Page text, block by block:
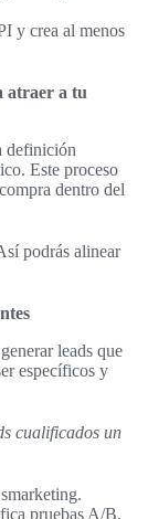
y crea al menos
atraer a tu
definición
Este proceso
dentro del
podrás alinear
leads que
específicos y
cualificados un
pruebas A/B.